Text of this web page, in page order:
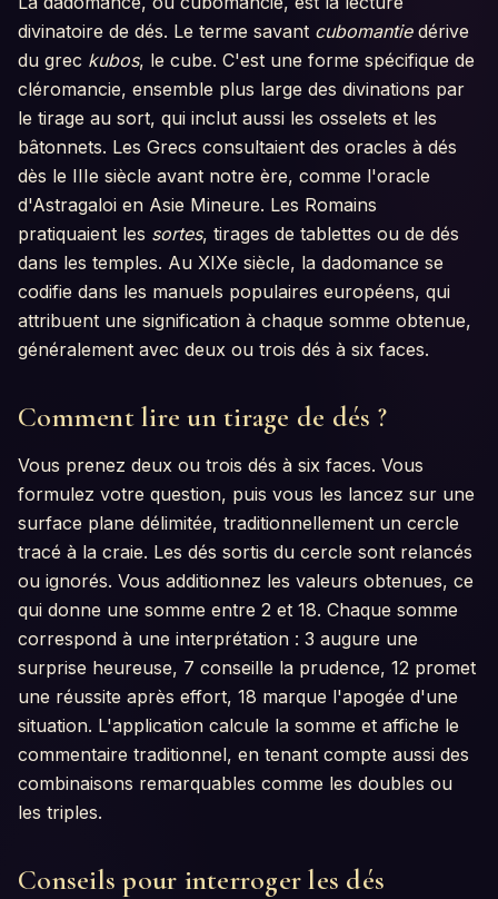
divinatoire de dés. Le terme savant cubomantiedérive
du grec kubos, le cube. C'est une forme spécifique de
cléromancie, ensemble plus large des divinations par
le tirage au sort, qui inclut aussi les osselets et les
bâtonnets. Les Grecs consultaient des oracles à dés
dès le IIIe siècle avant notre ère, comme l'oracle
d'Astragaloi en Asie Mineure. Les Romains
pratiquaient les sortes, tirages de tablettes ou de dés
dans les temples. Au XIXe siècle, la dadomance se
codifie dans les manuels populaires européens, qui
attribuent une signification à chaque somme obtenue,
généralement avec deux ou trois dés à six faces.
Comment lire un tirage de dés ?
Vous prenez deux ou trois dés à six faces. Vous
formulez votre question, puis vous les lancez sur une
surface plane délimitée, traditionnellement un cercle
tracé à la craie. Les dés sortis du cercle sont relancés
ou ignorés. Vous additionnez les valeurs obtenues, ce
qui donne une somme entre 2 et 18. Chaque somme
correspond à une interprétation : 3 augure une
surprise heureuse, 7 conseille la prudence, 12 promet
une réussite après effort, 18 marque l'apogée d'une
situation. L'application calcule la somme et affiche le
commentaire traditionnel, en tenant compte aussi des
combinaisons remarquables comme les doubles ou
les triples.
Conseils pour interroger les dés